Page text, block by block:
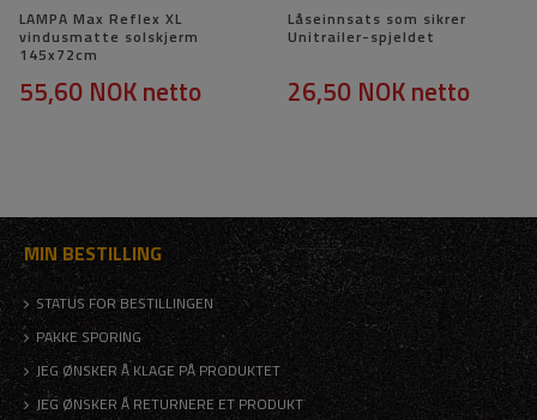
LAMPA Max Reflex XL
vindusmatte solskjerm
145x72cm
55,60 NOKnetto
Låseinnsats som sikrer
Unitrailer-spjeldet
26,50 NOKnetto
MIN BESTILLING
STATUS FOR BESTILLINGEN
PAKKE SPORING
JEG ØNSKER Å KLAGE PÅ PRODUKTET
JEG ØNSKER Å RETURNERE ET PRODUKT